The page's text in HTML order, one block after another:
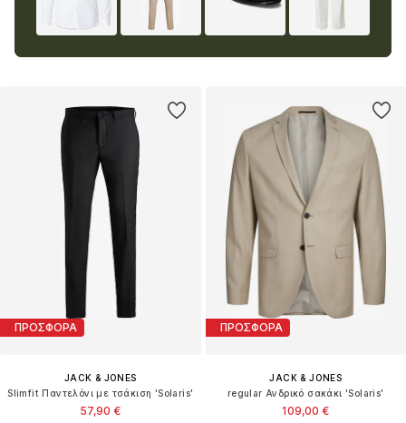
ΠΡΟΣΦΟΡΑ
JACK & JONES
Slimfit Παντελόνι με τσάκιση 'Solaris'
57,90 €
ΠΡΟΣΦΟΡΑ
JACK & JONES
regular Ανδρικό σακάκι 'Solaris'
109,00 €